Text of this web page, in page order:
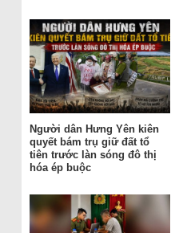
Người dân Hưng Yên kiên
quyết bám trụ giữ đất tổ
tiên trước làn sóng đô thị
hóa ép buộc